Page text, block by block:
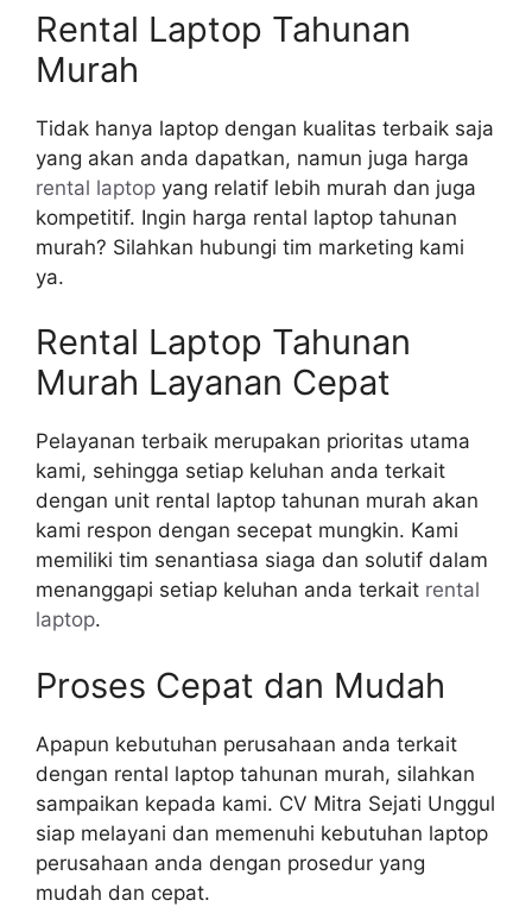
Rental Laptop Tahunan
Murah
Tidak hanya laptop dengan kualitas terbaik saja
yang akan anda dapatkan, namun juga harga
rental laptop yang relatif lebih murah dan juga
kompetitif. Ingin harga rental laptop tahunan
murah? Silahkan hubungi tim marketing kami
ya.
Rental Laptop Tahunan
Murah Layanan Cepat
Pelayanan terbaik merupakan prioritas utama
kami, sehingga setiap keluhan anda terkait
dengan unit rental laptop tahunan murah akan
kami respon dengan secepat mungkin. Kami
memiliki tim senantiasa siaga dan solutif dalam
menanggapi setiap keluhan anda terkait rental
laptop.
Proses Cepat dan Mudah
Apapun kebutuhan perusahaan anda terkait
dengan rental laptop tahunan murah, silahkan
sampaikan kepada kami. CV Mitra Sejati Unggul
siap melayani dan memenuhi kebutuhan laptop
perusahaan anda dengan prosedur yang
mudah dan cepat.